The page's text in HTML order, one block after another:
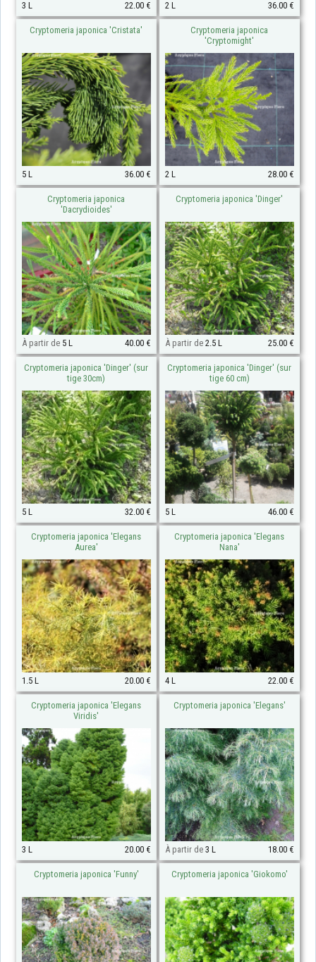
3 L 22.00 € 2 L 36.00 €
Cryptomeria japonica 'Cristata'
5 L 36.00 €
Cryptomeria japonica
'Cryptomight'
2 L 28.00 €
Cryptomeria japonica
'Dacrydioides'
À partir de 5 L 40.00 €
Cryptomeria japonica 'Dinger'
À partir de2.5 L 25.00 €
Cryptomeria japonica 'Dinger' (sur
tige 30cm)
5 L 32.00 €
Cryptomeria japonica 'Dinger' (sur
tige 60 cm)
5 L 46.00 €
Cryptomeria japonica 'Elegans
Aurea'
1.5 L 20.00 €
Cryptomeria japonica 'Elegans
Nana'
4 L 22.00 €
Cryptomeria japonica 'Elegans
Viridis'
3 L 20.00 €
Cryptomeria japonica 'Elegans'
À partir de3 L 18.00 €
Cryptomeria japonica 'Funny' Cryptomeria japonica 'Giokomo'